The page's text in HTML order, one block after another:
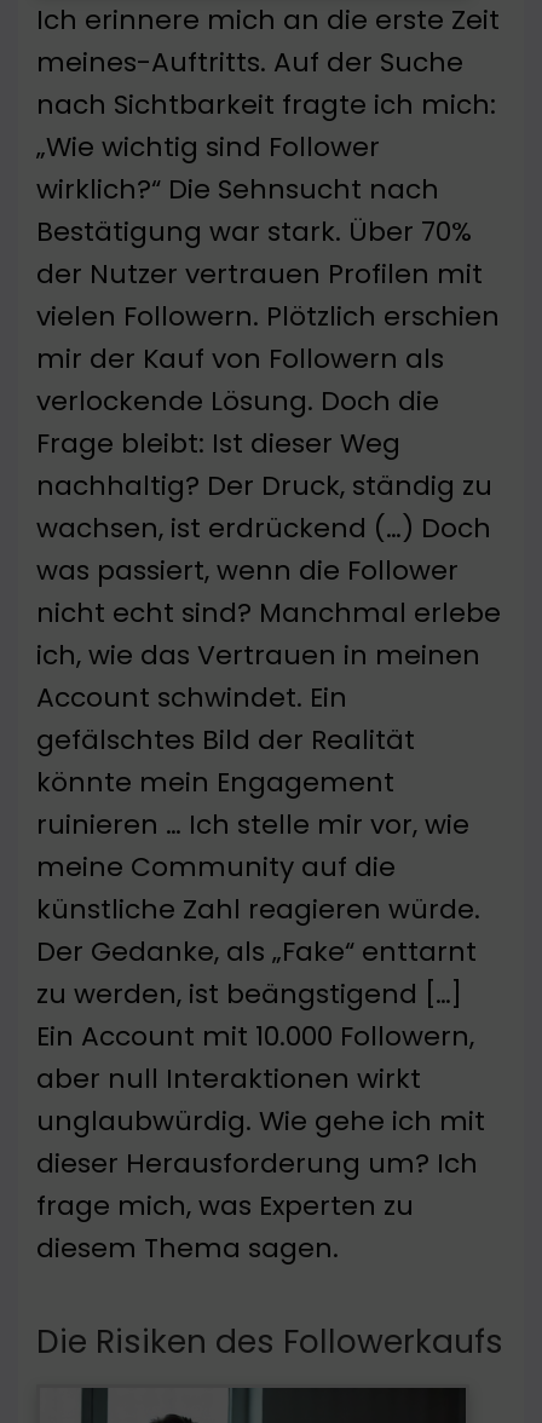
Ich erinnere mich an die erste Zeit
meines-Auftritts. Auf der Suche
nach Sichtbarkeit fragte ich mich:
„Wie wichtig sind Follower
wirklich?“ Die Sehnsucht nach
Bestätigung war stark. Über 70%
der Nutzer vertrauen Profilen mit
vielen Followern. Plötzlich erschien
mir der Kauf von Followern als
verlockende Lösung. Doch die
Frage bleibt: Ist dieser Weg
nachhaltig? Der Druck, ständig zu
wachsen, ist erdrückend (…) Doch
was passiert, wenn die Follower
nicht echt sind? Manchmal erlebe
ich, wie das Vertrauen in meinen
Account schwindet. Ein
gefälschtes Bild der Realität
könnte mein Engagement
ruinieren … Ich stelle mir vor, wie
meine Community auf die
künstliche Zahl reagieren würde.
Der Gedanke, als „Fake“ enttarnt
zu werden, ist beängstigend […]
Ein Account mit 10.000 Followern,
aber null Interaktionen wirkt
unglaubwürdig. Wie gehe ich mit
dieser Herausforderung um? Ich
frage mich, was Experten zu
diesem Thema sagen.
Die Risiken des Followerkaufs